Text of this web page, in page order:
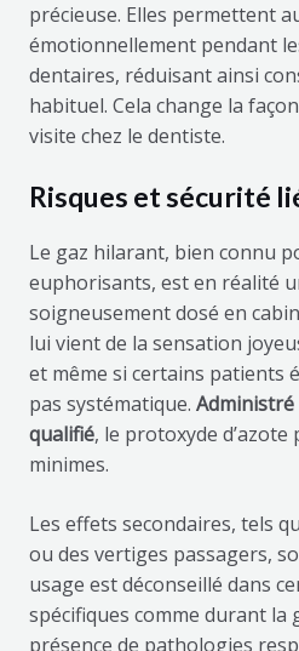
précieuse. Elles permettent
émotionnellement pendant
dentaires, réduisant ainsi
habituel. Cela change la
visite chez le dentiste.
Risques et sécurité
Le gaz hilarant, bien connu
euphorisants, est en réalité
soigneusement dosé en
lui vient de la sensation
et même si certains patients
pas systématique.
qualifié, le protoxyde
minimes.
Les effets secondaires, tels
ou des vertiges passagers,
usage est déconseillé dans
spécifiques comme durant la
présence de pathologies